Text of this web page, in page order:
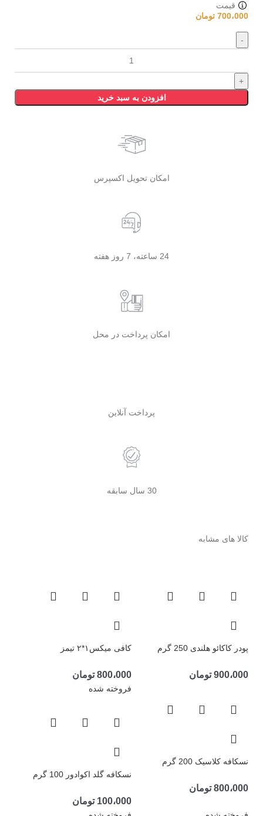
قیمت
700،000 تومان
افزودن به سبد خرید
امکان تحویل اکسپرس
24 ساعته، 7 روز هفته
امکان پرداخت در محل
پرداخت آنلاین
30 سال سابقه
کالا های مشابه
پودر کاکائو هلندی 250 گرم
900،000 تومان
کافی میکس۱*۲ تیمز
800،000 تومان
نسکافه کلاسیک 200 گرم
800،000 تومان
فروخته شده
نسکافه گلد اکوادور 100 گرم
100،000 تومان